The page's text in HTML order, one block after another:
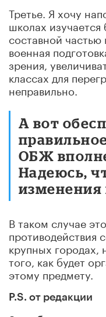
Третье. Я хочу
школах
составной частью
военная
зрения,
классах для
неправильно.
А вот
ОБЖ
Надеюсь,
изменения
В таком случае
противодействия
крупных городах,
того, как будет
этому предмету.
P.S. от редакции